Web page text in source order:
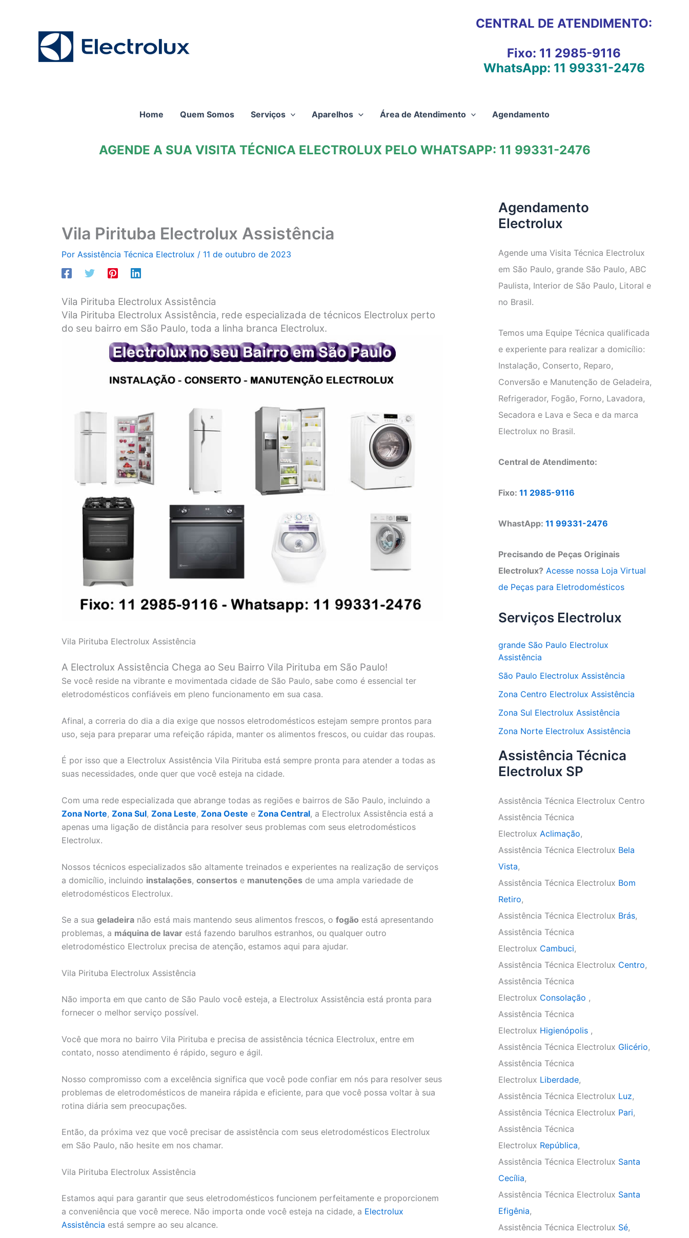
CENTRAL DE ATENDIMENTO:
Fixo: 11 2985-9116
WhatsApp: 11 99331-2476
Home Quem Somos Serviços Aparelhos Área de Atendimento Agendamento
AGENDE A SUA VISITA TÉCNICA ELECTROLUX PELO WHATSAPP: 11 99331-2476
Vila Pirituba Electrolux Assistência
Por Assistência Técnica Electrolux / 11 de outubro de 2023
Vila Pirituba Electrolux Assistência
Vila Pirituba Electrolux Assistência, rede especializada de técnicos Electrolux perto
do seu bairro em São Paulo, toda a linha branca Electrolux.
Vila Pirituba Electrolux Assistência
A Electrolux Assistência Chega ao Seu Bairro Vila Pirituba em São Paulo!
Se você reside na vibrante e movimentada cidade de São Paulo, sabe como é essencial ter
eletrodomésticos confiáveis em pleno funcionamento em sua casa.
Afinal, a correria do dia a dia exige que nossos eletrodomésticos estejam sempre prontos para
uso, seja para preparar uma refeição rápida, manter os alimentos frescos, ou cuidar das roupas.
É por isso que a Electrolux Assistência Vila Pirituba está sempre pronta para atender a todas as
suas necessidades, onde quer que você esteja na cidade.
Com uma rede especializada que abrange todas as regiões e bairros de São Paulo, incluindo a
Zona Norte, Zona Sul, Zona Leste, Zona Oeste e Zona Central, a Electrolux Assistência está a
apenas uma ligação de distância para resolver seus problemas com seus eletrodomésticos
Electrolux.
Nossos técnicos especializados são altamente treinados e experientes na realização de serviços
a domicílio, incluindo instalações, consertos e manutenções de uma ampla variedade de
eletrodomésticos Electrolux.
Se a sua geladeira não está mais mantendo seus alimentos frescos, o fogão está apresentando
problemas, a máquina de lavar está fazendo barulhos estranhos, ou qualquer outro
eletrodoméstico Electrolux precisa de atenção, estamos aqui para ajudar.
Vila Pirituba Electrolux Assistência
Não importa em que canto de São Paulo você esteja, a Electrolux Assistência está pronta para
fornecer o melhor serviço possível.
Você que mora no bairro Vila Pirituba e precisa de assistência técnica Electrolux, entre em
contato, nosso atendimento é rápido, seguro e ágil.
Nosso compromisso com a excelência significa que você pode confiar em nós para resolver seus
problemas de eletrodomésticos de maneira rápida e eficiente, para que você possa voltar à sua
rotina diária sem preocupações.
Então, da próxima vez que você precisar de assistência com seus eletrodomésticos Electrolux
em São Paulo, não hesite em nos chamar.
Vila Pirituba Electrolux Assistência
Estamos aqui para garantir que seus eletrodomésticos funcionem perfeitamente e proporcionem
a conveniência que você merece. Não importa onde você esteja na cidade, a Electrolux
Assistência está sempre ao seu alcance.
Agendamento
Electrolux
Agende uma Visita Técnica Electrolux
em São Paulo, grande São Paulo, ABC
Paulista, Interior de São Paulo, Litoral e
no Brasil.
Temos uma Equipe Técnica qualificada
e experiente para realizar a domicílio:
Instalação, Conserto, Reparo,
Conversão e Manutenção de Geladeira,
Refrigerador, Fogão, Forno, Lavadora,
Secadora e Lava e Seca e da marca
Electrolux no Brasil.
Central de Atendimento:
Fixo: 11 2985-9116
WhastApp: 11 99331-2476
Precisando de Peças Originais
Electrolux? Acesse nossa Loja Virtual
de Peças para Eletrodomésticos
Serviços Electrolux
grande São Paulo Electrolux
Assistência
São Paulo Electrolux Assistência
Zona Centro Electrolux Assistência
Zona Sul Electrolux Assistência
Zona Norte Electrolux Assistência
Assistência Técnica
Electrolux SP
Assistência Técnica Electrolux Centro
Assistência Técnica
Electrolux Aclimação,
Assistência Técnica Electrolux Bela
Vista,
Assistência Técnica Electrolux Bom
Retiro,
Assistência Técnica Electrolux Brás,
Assistência Técnica
Electrolux Cambuci,
Assistência Técnica Electrolux Centro,
Assistência Técnica
Electrolux Consolação ,
Assistência Técnica
Electrolux Higienópolis ,
Assistência Técnica Electrolux Glicério,
Assistência Técnica
Electrolux Liberdade,
Assistência Técnica Electrolux Luz,
Assistência Técnica Electrolux Pari,
Assistência Técnica
Electrolux República,
Assistência Técnica Electrolux Santa
Cecília,
Assistência Técnica Electrolux Santa
Efigênia,
Assistência Técnica Electrolux Sé,